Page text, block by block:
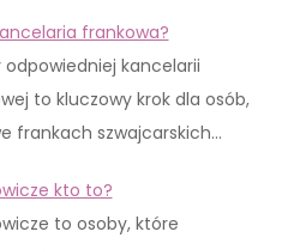
frankowa?
odpowiedniej kancelarii
to kluczowy krok dla osób,
frankach szwajcarskich…
kto to?
to osoby, które